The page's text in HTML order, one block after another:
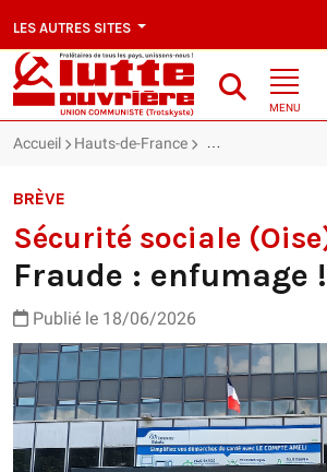
LES AUTRES SITES
MENU
Accueil Hauts-de-France Sécurité sociale
BRÈVE
Sécurité sociale
Fraude : enfumage !
Publié le 18/06/2026